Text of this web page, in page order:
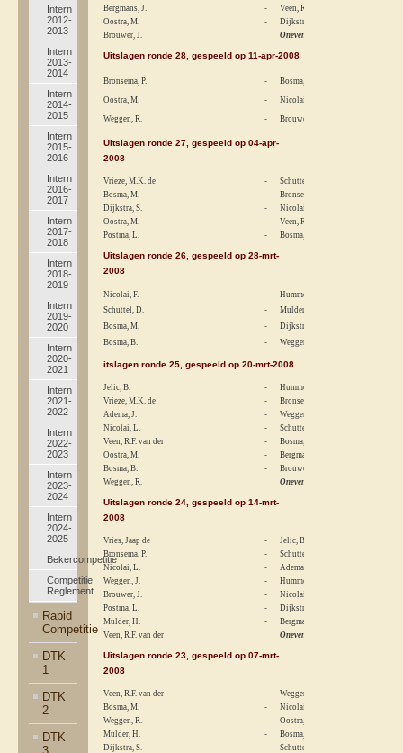
Intern
2012-
2013
Intern
2013-
2014
Intern
2014-
2015
Intern
2015-
2016
Intern
2016-
2017
Intern
2017-
2018
Intern
2018-
2019
Intern
2019-
2020
Intern
2020-
2021
Intern
2021-
2022
Intern
2022-
2023
Intern
2023-
2024
Intern
2024-
2025
Bekercompetitie
Competitie
Reglement
Rapid
Competitie
DTK
1
DTK
2
DTK
Bergmans, J.
-
Veen, R.F. van der
Oostra, M.
-
Dijkstra, S.
Brouwer, J.
Oneven
Uitslagen ronde 28, gespeeld op 11-apr-2008
Bronsema, P. - Bosma, B.
Oostra, M. - Nicolai, L.
Weggen, R. - Brouwer, J.
Uitslagen ronde 27, gespeeld op 04-apr-
2008
Vrieze, M.K. de -
Schuttel, D.
Bosma, M.
-
Bronsema, P.
Dijkstra, S.
-
Nicolai, F.
Oostra, M.
-
Veen, R.F. van der
Postma, L.
- Bosma, B.
Uitslagen ronde 26, gespeeld op 28-mrt-
2008
Nicolai, F. -
Hummel, A.J.
Schuttel, D.
-
Mulder, H.
Bosma, M.
-
Dijkstra, S.
Bosma, B.
- Weggen, R.
itslagen ronde 25, gespeeld op 20-mrt-2008
Jelic, B. -
Hummel, A.J.
Vrieze, M.K. de
-
Bronsema, P.
Adema, J.
-
Weggen, J.
Nicolai, L.
-
Schuttel, D.
Veen, R.F. van der
-
Bosma, M.
Oostra, M.
-
Bergmans, J.
Bosma, B.
-
Brouwer, J.
Weggen, R.
Oneven
Uitslagen ronde 24, gespeeld op 14-mrt-
2008
Vries, Jaap de -
Jelic, B.
Bronsema, P.
-
Schuttel, D.
Nicolai, L.
-
Adema, J.
Weggen, J.
-
Hummel, A.J.
Brouwer, J.
-
Nicolai, F.
Postma, L.
-
Dijkstra, S.
Mulder, H.
-
Bergmans, J.
Veen, R.F. van der
Oneven
Uitslagen ronde 23, gespeeld op 07-mrt-
2008
Veen, R.F. van der -
Weggen, J.
Bosma, M.
-
Nicolai, F.
Weggen, R.
-
Oostra, M.
Mulder, H.
-
Bosma, B.
Dijkstra, S.
- Schuttel, D.